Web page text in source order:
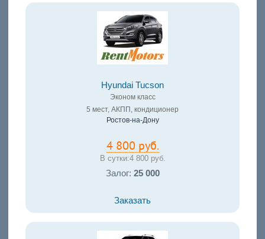
Hyundai Tucson
Эконом класс
5 мест, АКПП, кондиционер
Ростов-на-Дону
4 800 руб.
В сутки:4 800 руб.
Залог: 25 000
Заказать